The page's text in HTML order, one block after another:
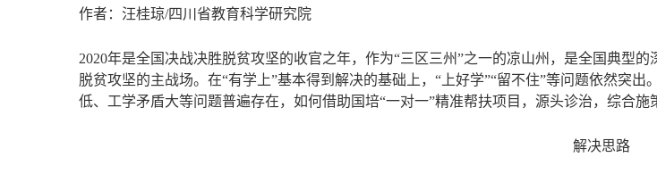
作者：汪桂琼/四川省教育科学研究院
2020年是全国决战决胜脱贫攻坚的收官之年，作为“三区三州”之一的凉山州，是全国典型
脱贫攻坚的主战场。在“有学上”基本得到解决的基础上，“上好学”“留不住”等问题依然突
低、工学矛盾大等问题普遍存在，如何借助国培“一对一”精准帮扶项目，源头诊治，综合
解决思路